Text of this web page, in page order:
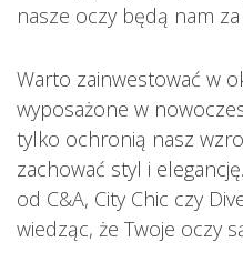
nasze oczy będą nam
Warto zainwestować w
wyposażone w
tylko ochronią nasz
zachować styl i
od C&A, City Chic czy
wiedząc, że Twoje oczy